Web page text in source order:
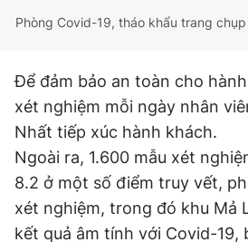
Phòng Covid-19, tháo khẩu trang
Để đảm bảo an toàn cho
xét nghiệm mỗi ngày nhân
Nhất tiếp xúc hành khách.
Ngoài ra, 1.600 mẫu xét
8.2 ở một số điểm truy vết,
xét nghiệm, trong đó khu Mả
kết quả âm tính với Covid-19,